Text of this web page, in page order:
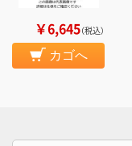
￥6,645（税込）
カゴへ